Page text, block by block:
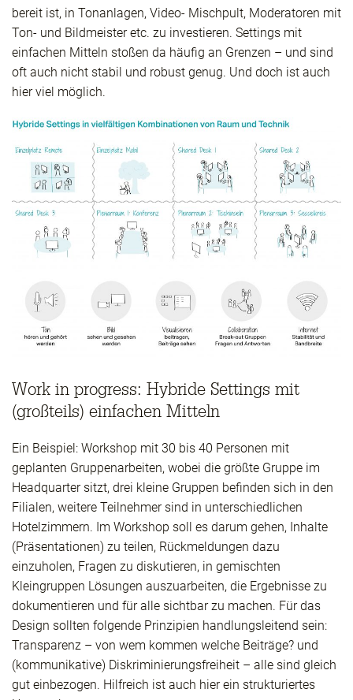
bereit ist, in Tonanlagen, Video- Mischpult, Moderatoren mit
Ton- und Bildmeister etc. zu investieren. Settings mit
einfachen Mitteln stoßen da häufig an Grenzen – und sind
oft auch nicht stabil und robust genug. Und doch ist auch
hier viel möglich.
Work in progress: Hybride Settings mit
(großteils) einfachen Mitteln
Ein Beispiel: Workshop mit 30 bis 40 Personen mit
geplanten Gruppenarbeiten, wobei die größte Gruppe im
Headquarter sitzt, drei kleine Gruppen befinden sich in den
Filialen, weitere Teilnehmer sind in unterschiedlichen
Hotelzimmern. Im Workshop soll es darum gehen, Inhalte
(Präsentationen) zu teilen, Rückmeldungen dazu
einzuholen, Fragen zu diskutieren, in gemischten
Kleingruppen Lösungen auszuarbeiten, die Ergebnisse zu
dokumentieren und für alle sichtbar zu machen. Für das
Design sollten folgende Prinzipien handlungsleitend sein:
Transparenz – von wem kommen welche Beiträge? und
(kommunikative) Diskriminierungsfreiheit – alle sind gleich
gut einbezogen. Hilfreich ist auch hier ein strukturiertes